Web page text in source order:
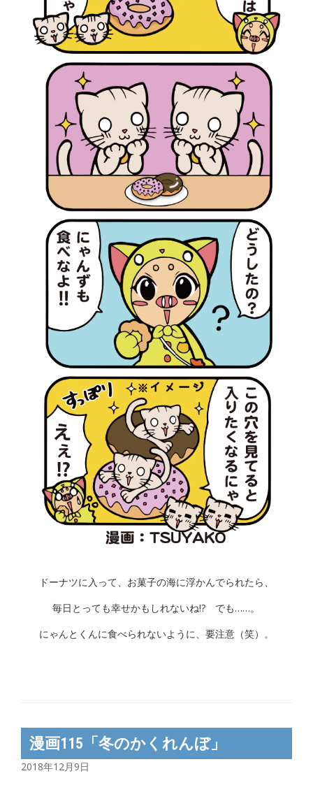
ドーナツに入って、お菓子の海に浮かんでられたら、
毎日とっても幸せかもしれないね!? でも……。
にゃんとくんに食べられないように、要注意（笑）。
漫画115「冬のかくれんぼ」
2018年12月9日